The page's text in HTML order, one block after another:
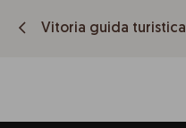
Vitoria guida turistica